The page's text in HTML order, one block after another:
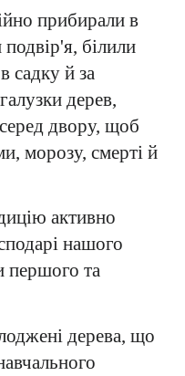
прибирали в
білили
садку й за
дерев,
двору, щоб
морозу, смерті й
активно
нашого
першого та
дерева, що